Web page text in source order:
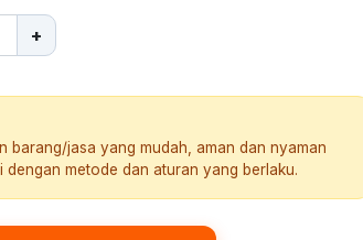
+
barang/jasa yang mudah, aman dan nyaman
metode dan aturan yang berlaku.